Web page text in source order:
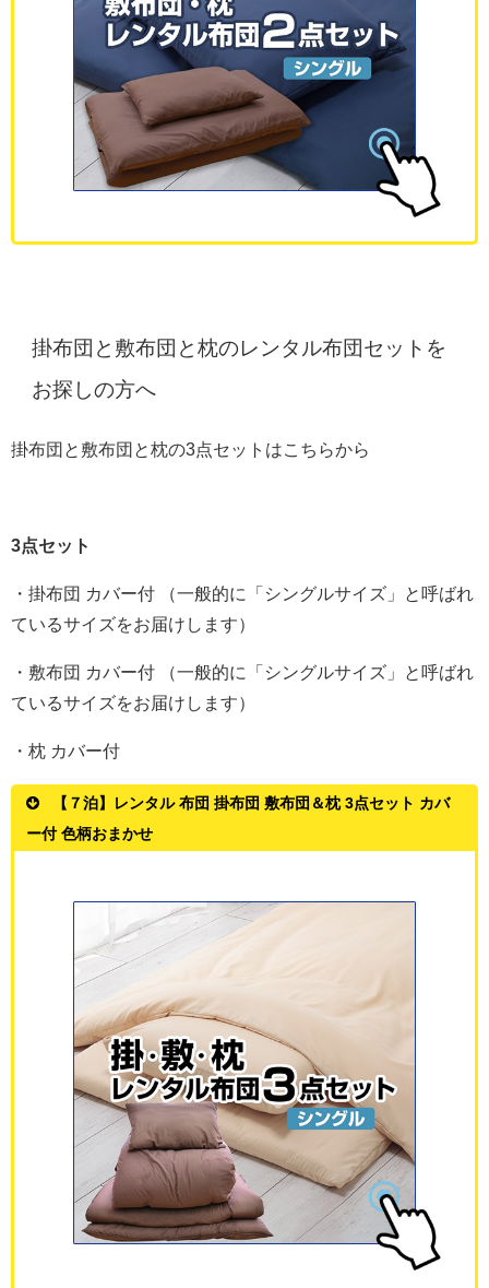
掛布団と敷布団と枕のレンタル布団セットを
お探しの方へ
掛布団と敷布団と枕の3点セットはこちらから
3点セット
・掛布団 カバー付 （一般的に「シングルサイズ」と呼ばれ
ているサイズをお届けします）
・敷布団 カバー付 （一般的に「シングルサイズ」と呼ばれ
ているサイズをお届けします）
・枕 カバー付
【７泊】レンタル 布団 掛布団 敷布団＆枕 3点セット カバ
ー付 色柄おまかせ